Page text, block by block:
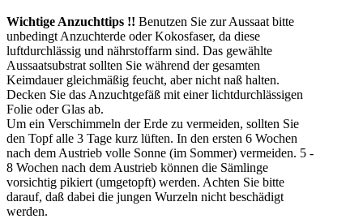
Wichtige Anzuchttips !! Benutzen Sie zur Aussaat bitte
unbedingt Anzuchterde oder Kokosfaser, da diese
luftdurchlässig und nährstoffarm sind. Das gewählte
Aussaatsubstrat sollten Sie während der gesamten
Keimdauer gleichmäßig feucht, aber nicht naß halten.
Decken Sie das Anzuchtgefäß mit einer lichtdurchlässigen
Folie oder Glas ab.
Um ein Verschimmeln der Erde zu vermeiden, sollten Sie
den Topf alle 3 Tage kurz lüften. In den ersten 6 Wochen
nach dem Austrieb volle Sonne (im Sommer) vermeiden. 5 -
8 Wochen nach dem Austrieb können die Sämlinge
vorsichtig pikiert (umgetopft) werden. Achten Sie bitte
darauf, daß dabei die jungen Wurzeln nicht beschädigt
werden.